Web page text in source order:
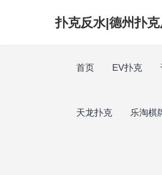
扑克反水|德州扑
首页 EV扑克
天龙扑克 乐淘棋